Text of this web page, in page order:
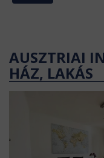
AUSZTRIAI
HÁZ, LAKÁS